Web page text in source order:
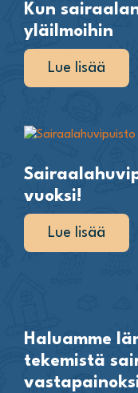
Kun
yläilmoihin
Lue lisää
vuoksi!
Lue lisää
Haluamme
tekemistä